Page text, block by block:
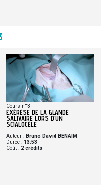
Cours n°3
EXÉRÈSE DE LA GLANDE
SALIVAIRE LORS D'UN
SCIALOCÈLE
Auteur : Bruno David BENAIM
Durée : 13:53
Coût : 2 crédits